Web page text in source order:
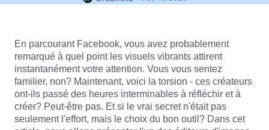
En parcourant Facebook, vous avez probablement
remarqué à quel point les visuels vibrants attirent
instantanément votre attention. Vous vous sentez
familier, non? Maintenant, voici la torsion - ces créateurs
ont-ils passé des heures interminables à réfléchir et à
créer? Peut-être pas. Et si le vrai secret n'était pas
seulement l'effort, mais le choix du bon outil? Dans cet